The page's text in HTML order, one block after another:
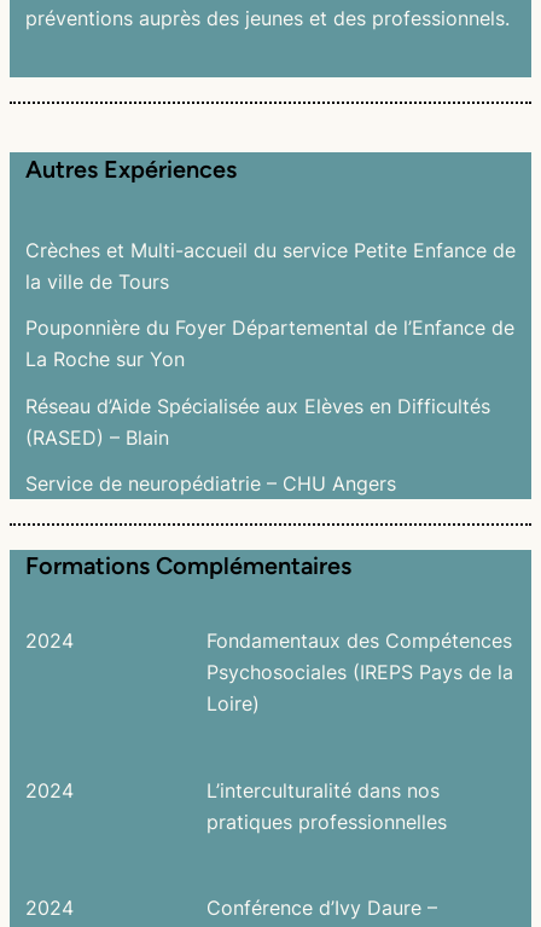
préventions auprès des jeunes et des professionnels.
Autres Expériences
Crèches et Multi-accueil du service Petite Enfance de
la ville de Tours
Pouponnière du Foyer Départemental de l’Enfance de
La Roche sur Yon
Réseau d’Aide Spécialisée aux Elèves en Difficultés
(RASED) – Blain
Service de neuropédiatrie – CHU Angers
Formations Complémentaires
2024
Fondamentaux des Compétences
Psychosociales (IREPS Pays de la
Loire)
2024
L’interculturalité dans nos
pratiques professionnelles
2024
Conférence d’Ivy Daure –